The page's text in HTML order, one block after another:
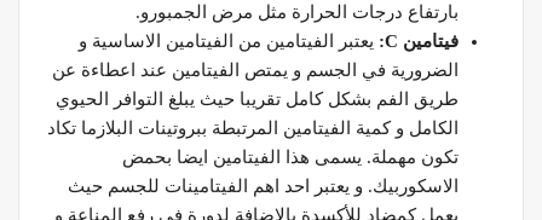
بارتفاع درجات الحرارة مثل مرض الجمبورو.
فيتامين C
: يعتبر الفيتامين من الفيتامين الاساسية و
الضرورية في الجسم و يمتص الفيتامين عند اعطاءة عن
طريق الفم بشكل كامل تقريبا حيث يبلغ التوافر الحيوي
الكامل و كمية الفيتامين المرتبطة ببروتينات البلازما تكاد
تكون مهملة. يسمى هذا الفيتامين ايضا بحمض
الاسكوربيك. و يعتبر احد اهم الفيتامينات للجسم حيث
يعمل كمضاد للأكسدة بالإضافة لدورة في رفع المناعة و